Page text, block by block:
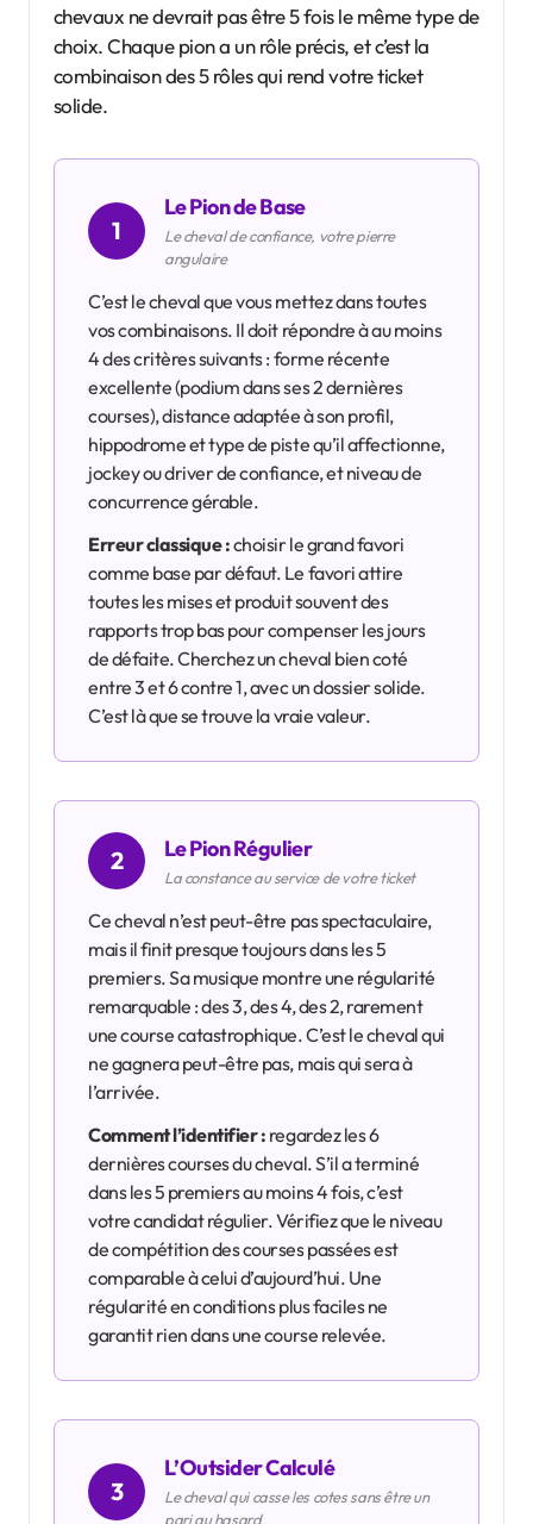
chevaux ne devrait pas être 5 fois le même type de
choix. Chaque pion a un rôle précis, et c’est la
combinaison des 5 rôles qui rend votre ticket
solide.
1
Le Pion de Base
Le cheval de confiance, votre pierre
angulaire
C’est le cheval que vous mettez dans toutes
vos combinaisons. Il doit répondre à au moins
4 des critères suivants : forme récente
excellente (podium dans ses 2 dernières
courses), distance adaptée à son profil,
hippodrome et type de piste qu’il affectionne,
jockey ou driver de confiance, et niveau de
concurrence gérable.
Erreur classique :choisir le grand favori
comme base par défaut. Le favori attire
toutes les mises et produit souvent des
rapports trop bas pour compenser les jours
de défaite. Cherchez un cheval bien coté
entre 3 et 6 contre 1, avec un dossier solide.
C’est là que se trouve la vraie valeur.
2 Le Pion Régulier
La constance au service de votre ticket
Ce cheval n’est peut-être pas spectaculaire,
mais il finit presque toujours dans les 5
premiers. Sa musique montre une régularité
remarquable : des 3, des 4, des 2, rarement
une course catastrophique. C’est le cheval qui
ne gagnera peut-être pas, mais qui sera à
l’arrivée.
Comment l’identifier : regardez les 6
dernières courses du cheval. S’il a terminé
dans les 5 premiers au moins 4 fois, c’est
votre candidat régulier. Vérifiez que le niveau
de compétition des courses passées est
comparable à celui d’aujourd’hui. Une
régularité en conditions plus faciles ne
garantit rien dans une course relevée.
3
L’Outsider Calculé
Le cheval qui casse les cotes sans être un
pari au hasard